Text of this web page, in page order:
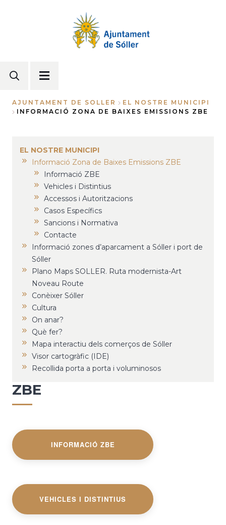
AJUNTAMENT DE SOLLER
EL NOSTRE MUNICIPI
INFORMACIÓ ZONA DE BAIXES EMISSIONS ZBE
EL NOSTRE MUNICIPI
Informació Zona de Baixes Emissions ZBE
Informació ZBE
Vehicles i Distintius
Accessos i Autoritzacions
Casos Específics
Sancions i Normativa
Contacte
Informació zones d’aparcament a Sóller i port de
Sóller
Plano Maps SOLLER. Ruta modernista-Art
Noveau Route
Conèixer Sóller
Cultura
On anar?
Què fer?
Mapa interactiu dels comerços de Sóller
Visor cartogràfic (IDE)
Recollida porta a porta i voluminosos
ZBE
INFORMACIÓ ZBE
VEHICLES I DISTINTIUS